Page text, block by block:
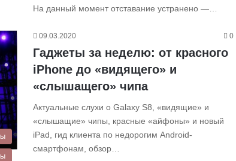
На данный момент отставание устранено —…
09.03.2020 0
Гаджеты за неделю: от красного
iPhone до «видящего» и
«слышащего» чипа
Актуальные слухи о Galaxy S8, «видящие» и
«слышащие» чипы, красные «айфоны» и новый
iPad, гид клиента по недорогим Android-
смартфонам, обзор…